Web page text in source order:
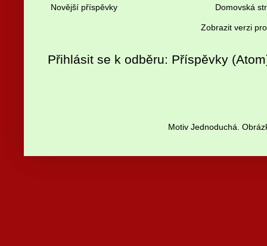
Novější příspěvky Domovská
Zobrazit verzi
Přihlásit se k odběru: Příspěvky
Motiv Jednoduchá.